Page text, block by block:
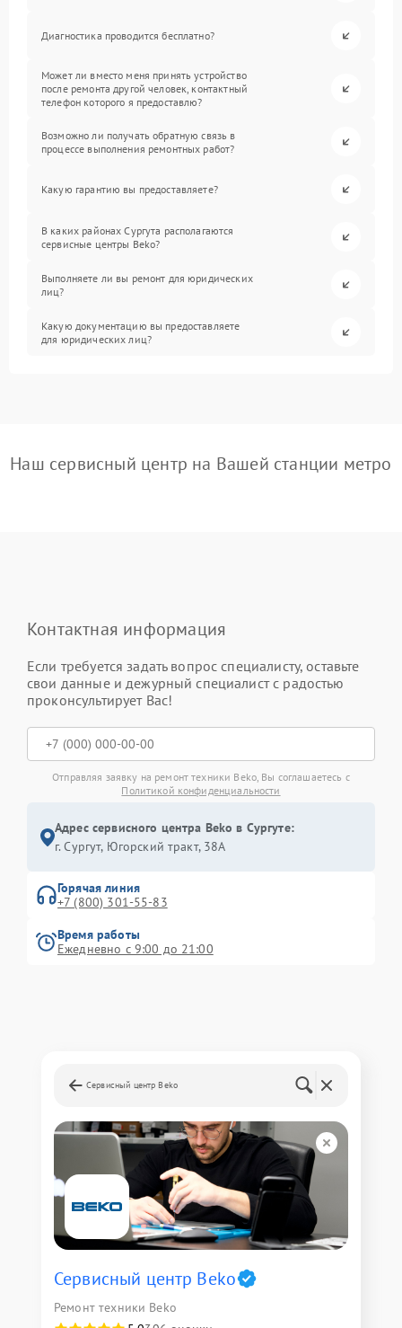
Диагностика проводится бесплатно?
Может ли вместо меня принять устройство
после ремонта другой человек, контактный
телефон которого я предоставлю?
Возможно ли получать обратную связь в
процессе выполнения ремонтных работ?
Какую гарантию вы предоставляете?
В каких районах Сургута располагаются
сервисные центры Beko?
Выполняете ли вы ремонт для юридических
лиц?
Какую документацию вы предоставляете
для юридических лиц?
Наш сервисный центр на Вашей станции метро
Контактная информация
Если требуется задать вопрос специалисту, оставьте
свои данные и дежурный специалист с радостью
проконсультирует Вас!
Отправляя заявку на ремонт техники Beko, Вы соглашаетесь с
Политикой конфиденциальности
Адрес сервисного центра Beko в Сургуте:
г. Сургут, Югорский тракт, 38А
Горячая линия
+7 (800) 301-55-83
Время работы
Ежедневно с 9:00 до 21:00
Сервисный центр Beko
Сервисный центр Beko
Ремонт техники Beko